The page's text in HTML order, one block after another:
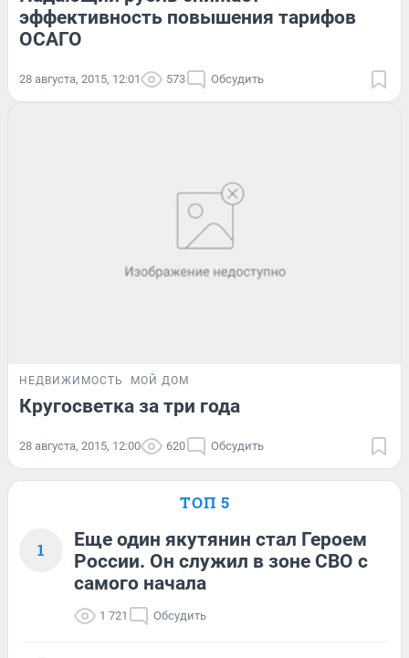
эффективность повышения тарифов
ОСАГО
28 августа, 2015, 12:01 573 Обсудить
НЕДВИЖИМОСТЬ МОЙ ДОМ
Кругосветка за три года
28 августа, 2015, 12:00 620 Обсудить
ТОП 5
1
Еще один якутянин стал Героем
России. Он служил в зоне СВО с
самого начала
1 721 Обсудить